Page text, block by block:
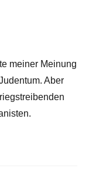
meiner Meinung
Aber